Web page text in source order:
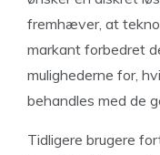
fremhæver, at
markant forbedret
mulighederne for,
behandles med de
Tidligere brugere